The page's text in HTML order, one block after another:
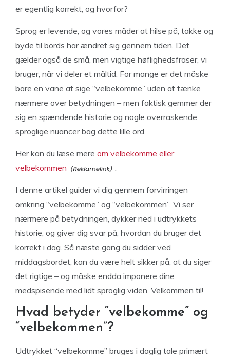
er egentlig korrekt, og hvorfor?
Sprog er levende, og vores måder at hilse på, takke og
byde til bords har ændret sig gennem tiden. Det
gælder også de små, men vigtige høflighedsfraser, vi
bruger, når vi deler et måltid. For mange er det måske
bare en vane at sige “velbekomme” uden at tænke
nærmere over betydningen – men faktisk gemmer der
sig en spændende historie og nogle overraskende
sproglige nuancer bag dette lille ord.
Her kan du læse mere om velbekomme eller
velbekommen
I denne artikel guider vi dig gennem forvirringen
omkring “velbekomme” og “velbekommen”. Vi ser
nærmere på betydningen, dykker ned i udtrykkets
historie, og giver dig svar på, hvordan du bruger det
korrekt i dag. Så næste gang du sidder ved
middagsbordet, kan du være helt sikker på, at du siger
det rigtige – og måske endda imponere dine
medspisende med lidt sproglig viden. Velkommen til!
Hvad betyder “velbekomme” og
“velbekommen”?
Udtrykket “velbekomme” bruges i daglig tale primært